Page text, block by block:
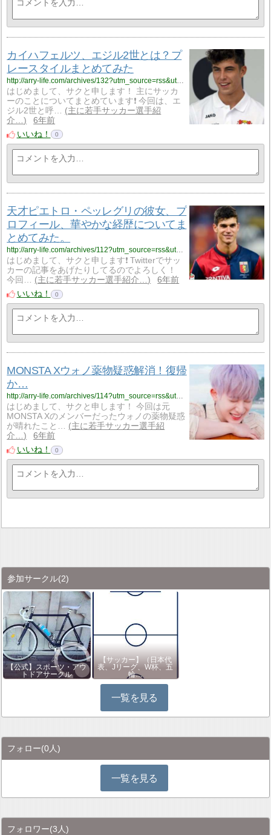
カイハフェルツ、エジル2世とは？プ
レースタイルまとめてみた
http://arry-life.com/archives/132?utm_source=rss&utm_medium=rss&utm_campaign=post-132
はじめまして、サクと申します！ 主にサッカ
ーのことについてまとめています❗️ 今回は、エ
ジル2世と呼…
主に若手サッカー選手紹
介…
6年前
いいね！
0
天才ピエトロ・ペッレグリの彼女、プ
ロフィール、華やかな経歴についてま
とめてみた。
http://arry-life.com/archives/112?utm_source=rss&utm_medium=rss&utm_campaign=post-112
はじめまして、サクと申します❗️ Twitterでサッ
カーの記事をあげたりしてるのでよろしく！
今回…
主に若手サッカー選手紹介…
6年前
いいね！
0
MONSTA Xウォノ薬物疑惑解消！復帰
か…
http://arry-life.com/archives/114?utm_source=rss&utm_medium=rss&utm_campaign=post-114
はじめまして、サクと申します！ 今回は元
MONSTA Xのメンバーだったウォノの薬物疑惑
が晴れたこと…
主に若手サッカー選手紹
介…
6年前
いいね！
0
参加サークル(2)
【公式】スポーツ・アウ
トドアサークル
【サッカー】（日本代
表、Jリーグ、W杯、五
輪…
一覧を見る
フォロー(0人)
一覧を見る
フォロワー(3人)